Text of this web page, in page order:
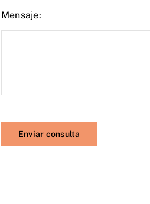
Mensaje:
Enviar consulta